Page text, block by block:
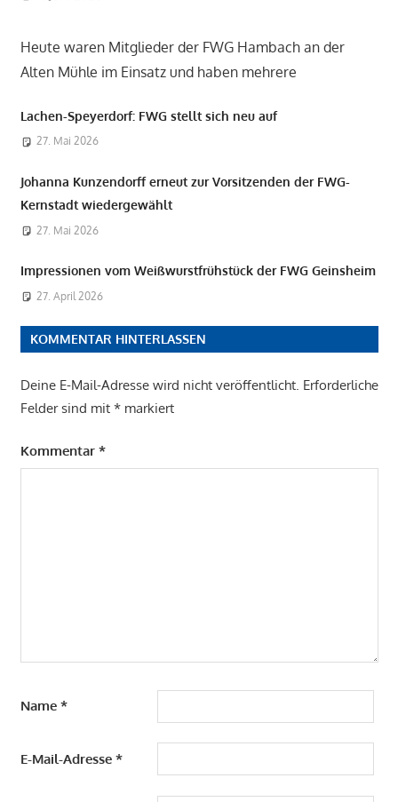
Heute waren Mitglieder der FWG Hambach an der
Alten Mühle im Einsatz und haben mehrere
Lachen-Speyerdorf: FWG stellt sich neu auf
27. Mai 2026
Johanna Kunzendorff erneut zur Vorsitzenden der FWG-
Kernstadt wiedergewählt
27. Mai 2026
Impressionen vom Weißwurstfrühstück der FWG Geinsheim
27. April 2026
KOMMENTAR HINTERLASSEN
Deine E-Mail-Adresse wird nicht veröffentlicht. Erforderliche
Felder sind mit *markiert
Kommentar *
Name *
E-Mail-Adresse *